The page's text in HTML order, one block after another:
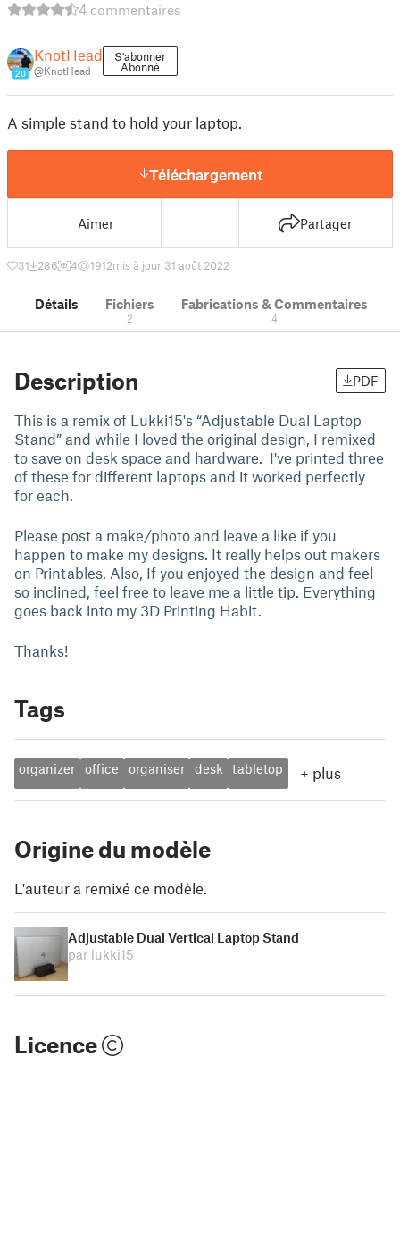
4 commentaires
20
KnotHead
@KnotHead
S'abonner
Abonné
A simple stand to hold your laptop.
Téléchargement
Aimer Partager
31 286 4 1912mis à jour 31 août 2022
Détails Fichiers
2
Fabrications & Commentaires
4
Description PDF
This is a remix of Lukki15's “Adjustable Dual Laptop
Stand” and while I loved the original design, I remixed
to save on desk space and hardware. I've printed three
of these for different laptops and it worked perfectly
for each.
Please post a make/photo and leave a like if you
happen to make my designs. It really helps out makers
on Printables. Also, If you enjoyed the design and feel
so inclined, feel free to leave me a little tip. Everything
goes back into my 3D Printing Habit.
Thanks!
Tags
organizer office organiser desk tabletop + plus
Origine du modèle
L'auteur a remixé ce modèle.
Adjustable Dual Vertical Laptop Stand
par lukki15
Licence